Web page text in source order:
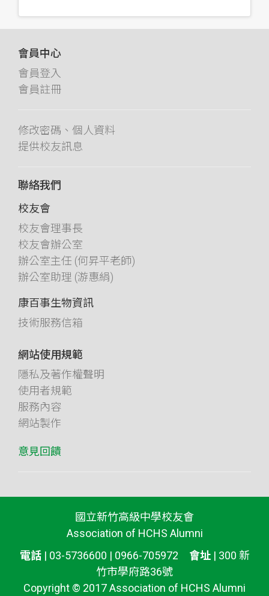
會員中心
會員登入
會員註冊
修改密碼、個人資料
提供校友訊息
聯絡我們
校友會
校友會理事長
校友會辦公室
辦公室主任 (何昇平老師)
辦公室助理 (游惠絹)
康百事生物資訊
技術服務信箱
網站使用規範
隱私及著作權聲明
使用者規範
服務內容
網站製作
意見回饋
國立新竹高級中學校友會
Association of HCHS Alumni
電話| 03-5736600 | 0966-705972 會址| 300 新
竹市學府路36號
Copyright © 2017 Association of HCHS Alumni